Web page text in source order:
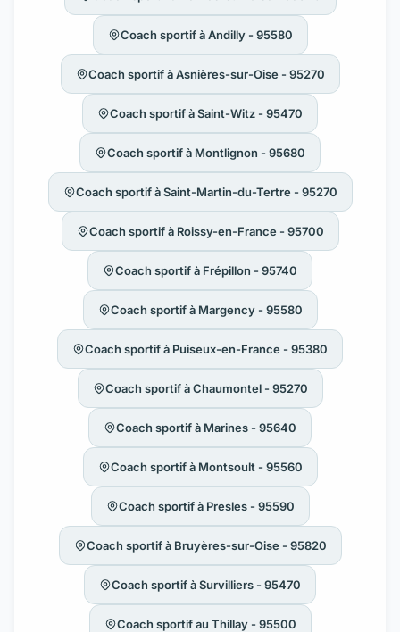
Coach sportif à Andilly - 95580
Coach sportif à Asnières-sur-Oise - 95270
Coach sportif à Saint-Witz - 95470
Coach sportif à Montlignon - 95680
Coach sportif à Saint-Martin-du-Tertre - 95270
Coach sportif à Roissy-en-France - 95700
Coach sportif à Frépillon - 95740
Coach sportif à Margency - 95580
Coach sportif à Puiseux-en-France - 95380
Coach sportif à Chaumontel - 95270
Coach sportif à Marines - 95640
Coach sportif à Montsoult - 95560
Coach sportif à Presles - 95590
Coach sportif à Bruyères-sur-Oise - 95820
Coach sportif à Survilliers - 95470
Coach sportif au Thillay - 95500